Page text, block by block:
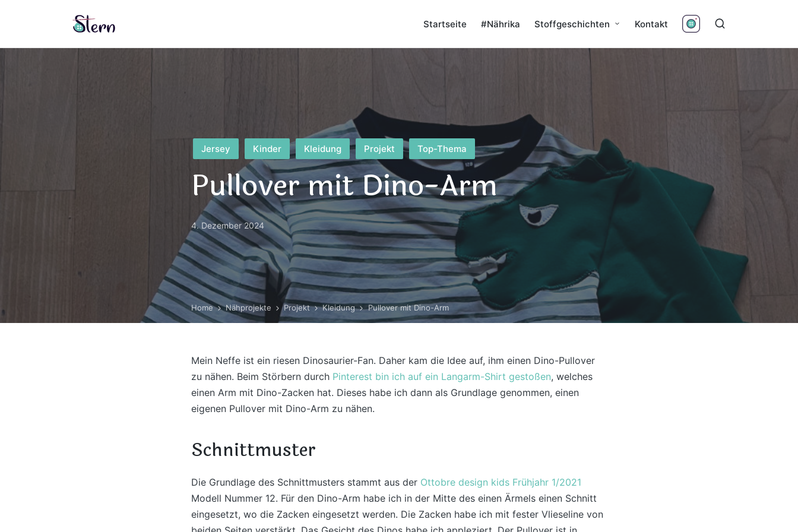
Startseite #Nährika Stoffgeschichten Kontakt
Posted
in
Jersey Kinder Kleidung Projekt Top-Thema
Pullover mit Dino-Arm
4. Dezember 2024
Home Nähprojekte Projekt Kleidung Pullover mit Dino-Arm
Mein Neffe ist ein riesen Dinosaurier-Fan. Daher kam die Idee auf, ihm einen Dino-Pullover
zu nähen. Beim Störbern durch Pinterest bin ich auf ein Langarm-Shirt gestoßen, welches
einen Arm mit Dino-Zacken hat. Dieses habe ich dann als Grundlage genommen, einen
eigenen Pullover mit Dino-Arm zu nähen.
Schnittmuster
Die Grundlage des Schnittmusters stammt aus der Ottobre design kids Frühjahr 1/2021
Modell Nummer 12. Für den Dino-Arm habe ich in der Mitte des einen Ärmels einen Schnitt
eingesetzt, wo die Zacken eingesetzt werden. Die Zacken habe ich mit fester Vlieseline von